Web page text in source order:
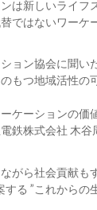
は新しいライフ
ではないワーケ
ョン協会に聞い
もつ地域活性の
ケーションの価
鉄株式会社 木谷
がら社会貢献も
る ”これからの